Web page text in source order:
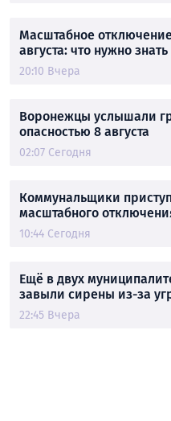
Масштабное
августа: что нужно знать
20:10 Вчера
Воронежцы услышали
опасностью 8 августа
02:07 Сегодня
Коммунальщики
масштабного
10:44 Сегодня
Ещё в двух
завыли сирены из-за
22:45 Вчера